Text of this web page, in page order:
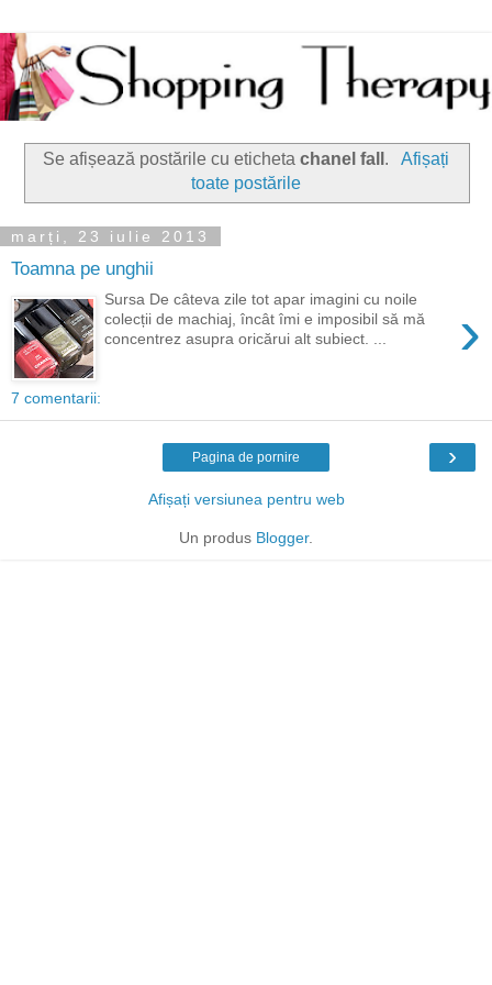
Se afișează postările cu etichetachanel fall .
Afișați
toate postările
marți, 23 iulie 2013
Toamna pe unghii
›
Sursa De câteva zile tot apar imagini cu noile
colecții de machiaj, încât îmi e imposibil să mă
concentrez asupra oricărui alt subiect. ...
7 comentarii:
›
Pagina de pornire
Afișați versiunea pentru web
Un produs Blogger.